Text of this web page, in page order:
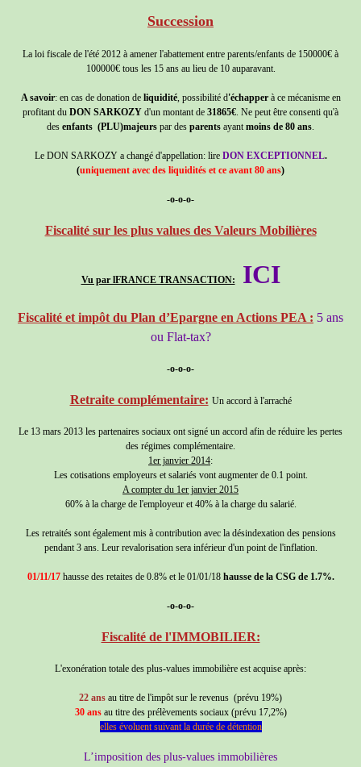
Succession
La loi fiscale de l'été 2012 à amener l'abattement entre parents/enfants de 150000€ à
100000€ tous les 15 ans au lieu de 10 auparavant.
A savoir: en cas de donation de liquidité, possibilité d'échapperà ce mécanisme en
profitant du DON SARKOZY d'un montant de 31865€. Ne peut être consenti qu'à
des enfants (PLU)majeurs par des parents ayantmoins de 80 ans.
Le DON SARKOZY a changé d'appellation: lire DON EXCEPTIONNEL.
(uniquement avec des liquidités et ce avant 80 ans)
-o-o-o-
Fiscalité sur les plus values des Valeurs Mobilières
Vu par lFRANCE TRANSACTION: ICI
Fiscalité et impôt du Plan d’Epargne en Actions PEA : 5 ans
ou Flat-tax?
-o-o-o-
Retraite complémentaire: Un accord à l'arraché
Le 13 mars 2013 les partenaires sociaux ont signé un accord afin de réduire les pertes
des régimes complémentaire.
1er janvier 2014:
Les cotisations employeurs et salariés vont augmenter de 0.1 point.
A compter du 1er janvier 2015
60% à la charge de l'employeur et 40% à la charge du salarié.
Les retraités sont également mis à contribution avec la désindexation des pensions
pendant 3 ans. Leur revalorisation sera inférieur d'un point de l'inflation.
01/11/17 hausse des retaites de 0.8% et le 01/01/18 hausse de la CSG de 1.7%.
-o-o-o-
Fiscalité de l'IMMOBILIER:
L'exonération totale des plus-values immobilière est acquise après:
22 ans au titre de l'impôt sur le revenus (prévu 19%)
30 ansau titre des prélèvements sociaux (prévu 17,2%)
elles évoluent suivant la durée de détention
L’imposition des plus-values immobilières